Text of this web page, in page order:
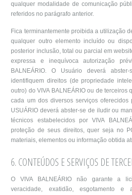
qualquer modalidade de comunicação
referidos no parágrafo anterior.
Fica terminantemente proibida a utilização
qualquer outro elemento incluído ou
posterior inclusão, total ou parcial em
expressa e inequívoca autorização
BALNEÁRIO. O Usuário deverá
identifiquem direitos (de propriedade
outro) do VIVA BALNEÁRIO ou de terceiros
cada um dos diversos serviços
USUÁRIO deverá abster-se de iludir ou
técnicos estabelecidos por VIVA
proteção de seus direitos, quer seja no
materiais, elementos ou informação obtida
6. CONTEÚDOS E SERVIÇOS DE
O VIVA BALNEÁRIO não garante a
veracidade, exatidão, esgotamento e